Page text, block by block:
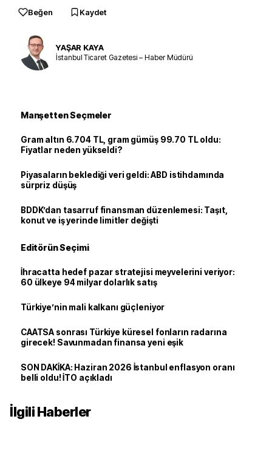
Beğen Kaydet
YAŞAR KAYA
İstanbul Ticaret Gazetesi – Haber Müdürü
Manşetten Seçmeler
Gram altın 6.704 TL, gram gümüş 99.70 TL oldu:
Fiyatlar neden yükseldi?
Piyasaların beklediği veri geldi: ABD istihdamında
sürpriz düşüş
BDDK’dan tasarruf finansman düzenlemesi: Taşıt,
konut ve iş yerinde limitler değişti
Editörün Seçimi
İhracatta hedef pazar stratejisi meyvelerini veriyor:
60 ülkeye 94 milyar dolarlık satış
Türkiye’nin mali kalkanı güçleniyor
CAATSA sonrası Türkiye küresel fonların radarına
girecek! Savunmadan finansa yeni eşik
SON DAKİKA: Haziran 2026 İstanbul enflasyon oranı
belli oldu! İTO açıkladı
İlgili Haberler